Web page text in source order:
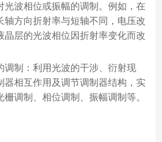
光波相位或振幅的调制。例如，在
轴方向折射率与短轴不同，电压改
晶层的光波相位因折射率变化而改
调制：利用光波的干涉、衍射现
器相互作用及调节调制器结构，实
调制、相位调制、振幅调制等。